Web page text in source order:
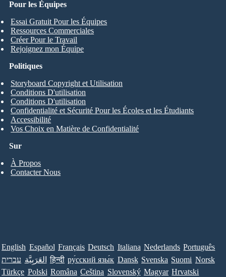
Pour les Équipes
Essai Gratuit Pour les Équipes
Ressources Commerciales
Créer Pour le Travail
Rejoignez mon Équipe
Sur
À Propos
Contacter Nous
Politiques
Storyboard Copyright et Utilisation
Conditions D'utilisation
Conditions D'utilisation
Confidentialité et Sécurité Pour les Écoles et les Étudiants
Accessibilité
Vos Choix en Matière de Confidentialité
English Español Français Deutsch Italiana Nederlands Português
עברית العَرَبِيَّة हिन्दी ру́сский язы́к Dansk Svenska Suomi Norsk
Türkçe Polski Româna Ceština Slovenský Magyar Hrvatski